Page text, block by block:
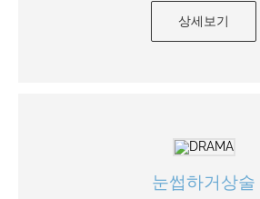
상세보기
눈썹하거상술